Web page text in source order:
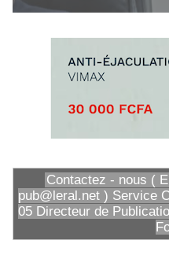
Contactez - nous (
pub@leral.net ) Service
05 Directeur de